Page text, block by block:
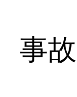
事